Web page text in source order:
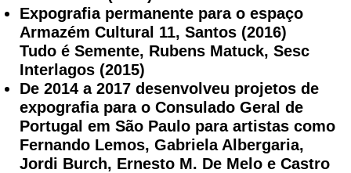
Expografia permanente para o espaço
Armazém Cultural 11, Santos (2016)
Tudo é Semente, Rubens Matuck, Sesc
Interlagos (2015)
De 2014 a 2017 desenvolveu projetos de
expografia para o Consulado Geral de
Portugal em São Paulo para artistas como
Fernando Lemos, Gabriela Albergaria,
Jordi Burch, Ernesto M. De Melo e Castro